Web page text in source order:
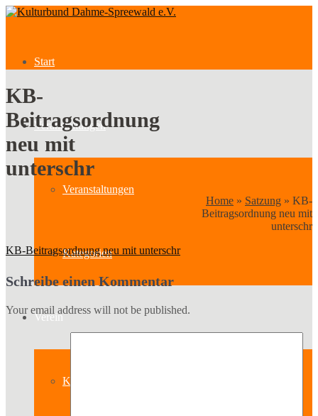
Start
Veranstaltungen
Veranstaltungen
Kategorien
Verein
Kontakt
KB-
Beitragsordnung
neu mit
unterschr
Home » Satzung » KB-
Beitragsordnung neu mit
unterschr
KB-Beitragsordnung neu mit unterschr
Schreibe einen Kommentar
Your email address will not be published.